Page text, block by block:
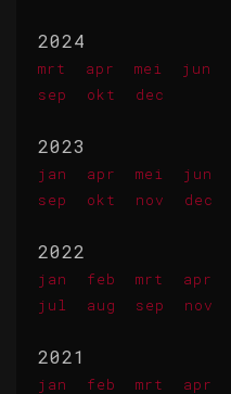
2024
mrt apr mei jun
sep
okt dec
2023
jan apr mei jun
sep
okt nov dec
2022
jan feb mrt apr
jul
aug sep nov
2021
jan feb mrt apr